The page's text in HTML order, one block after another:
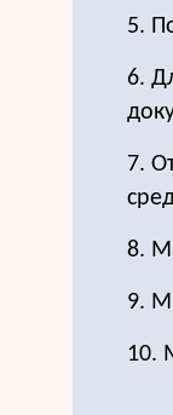
5.
6.
7.
8.
9.
10.